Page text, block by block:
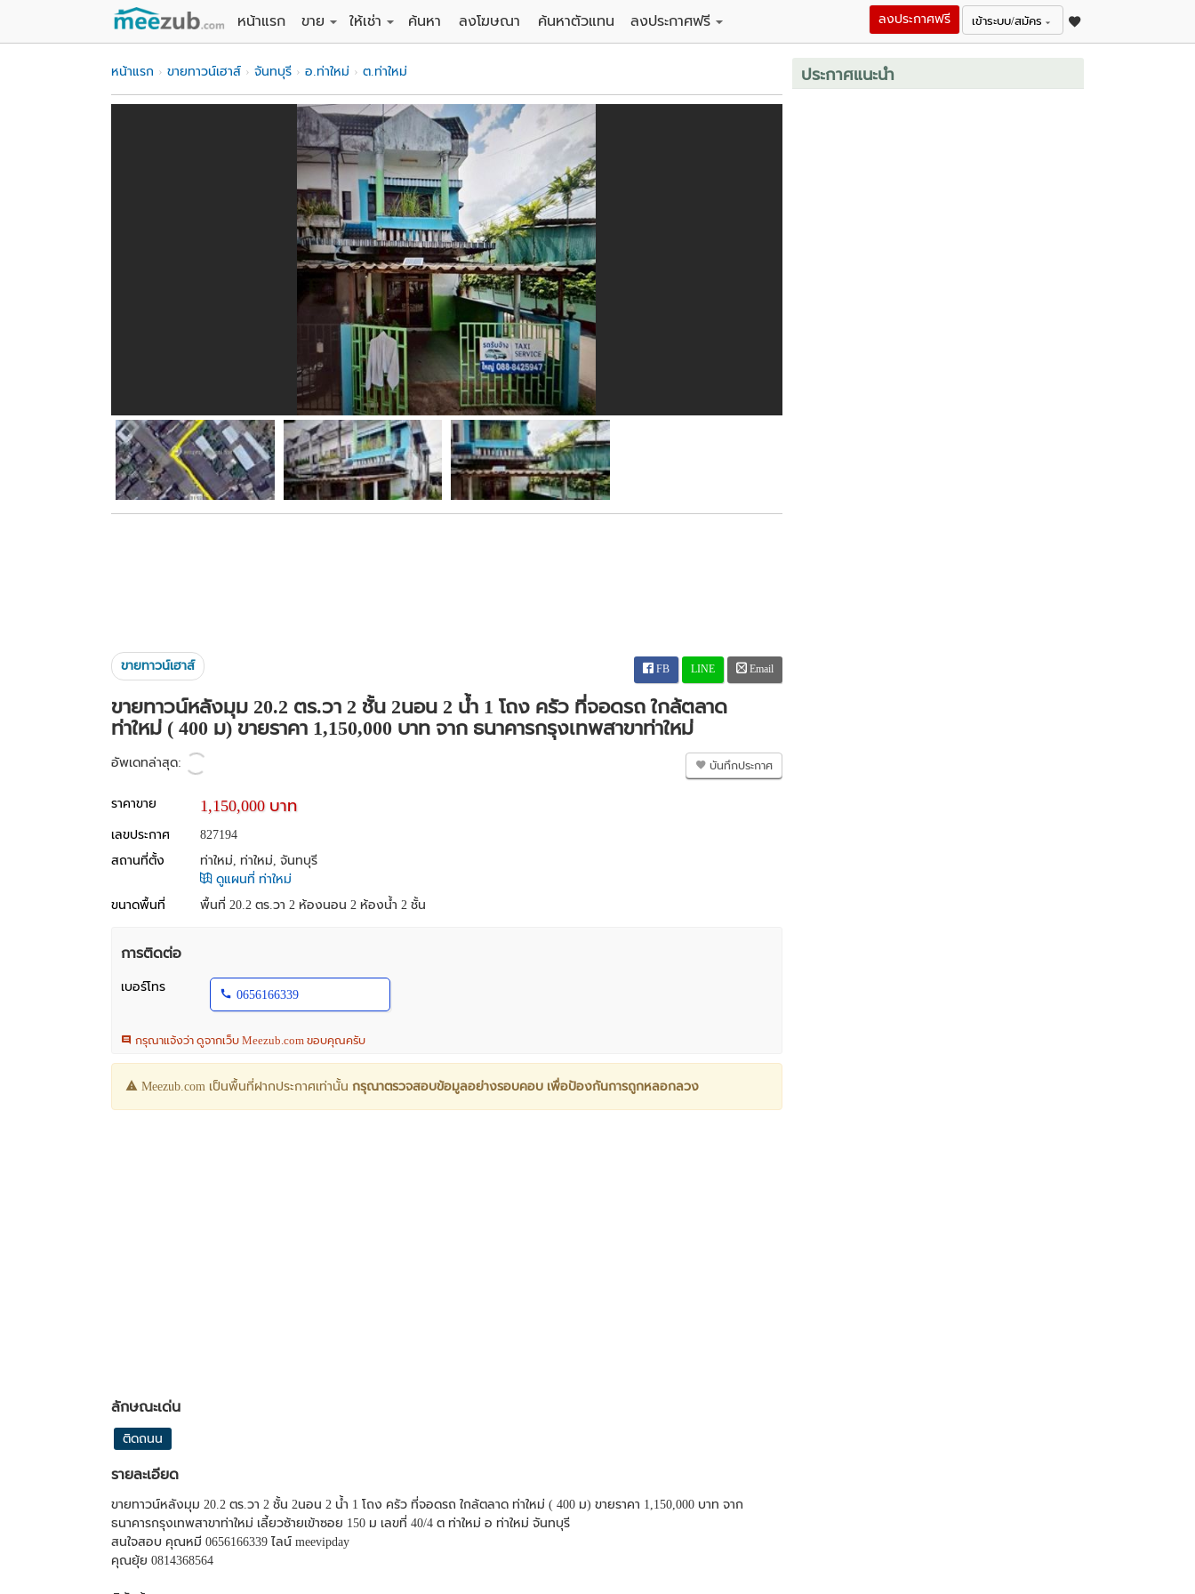
หน้าแรก
ขาย
ขายบ้าน
ขายคอนโด
ขายทาวน์เฮาส์
ขายอพาร์ทเม้นท์ / โรงแรม
ขายอาคารพาณิชย์ / สำนักงาน
ขายโรงงาน / โกดัง
ให้เช่า
ให้เช่าบ้าน
ให้เช่าคอนโด
ให้เช่าทาวน์เฮาส์
ให้เช่าอพาร์ทเม้นท์ / โรงแรม
ให้เช่าอาคารพาณิชย์ / สำนักงาน
ให้เช่าโรงงาน / โกดัง
ค้นหา ลงโฆษณา ค้นหาตัวแทน
ลงประกาศฟรี
เข้าระบบ/สมัคร
ลงประกาศฟรี
หน้าแรก ขายทาวน์เฮาส์ จันทบุรี อ.ท่าใหม่ ต.ท่าใหม่
ขายทาวน์เฮาส์ FB LINE Email
ขายทาวน์หลังมุม 20.2 ตร.วา 2 ชั้น 2นอน 2 น้ำ 1 โถง ครัว ที่จอดรถ ใกล้ตลาด
ท่าใหม่ ( 400 ม) ขายราคา 1,150,000 บาท จาก ธนาคารกรุงเทพสาขาท่าใหม่
อัพเดทล่าสุด: บันทึกประกาศ
ราคาขาย 1,150,000 บาท
เลขประกาศ
827194
สถานที่ตั้ง
ท่าใหม่, ท่าใหม่, จันทบุรี
ดูแผนที่ ท่าใหม่
ขนาดพื้นที่
พื้นที่ 20.2 ตร.วา 2 ห้องนอน 2 ห้องน้ำ 2 ชั้น
การติดต่อ
เบอร์โทร
0656166339
กรุณาแจ้งว่า ดูจากเว็บ Meezub.com ขอบคุณครับ
Meezub.com เป็นพื้นที่ฝากประกาศเท่านั้น กรุณาตรวจสอบข้อมูลอย่างรอบคอบ เพื่อป้องกันการถูกหลอกลวง
ลักษณะเด่น
ติดถนน
รายละเอียด
ขายทาวน์หลังมุม 20.2 ตร.วา 2 ชั้น 2นอน 2 น้ำ 1 โถง ครัว ที่จอดรถ ใกล้ตลาด ท่าใหม่ ( 400 ม) ขายราคา 1,150,000 บาท จาก
ธนาคารกรุงเทพสาขาท่าใหม่ เลี้ยวซ้ายเข้าซอย 150 ม เลขที่ 40/4 ต ท่าใหม่ อ ท่าใหม่ จันทบุรี
สนใจสอบ คุณหมี 0656166339 ไลน์ meevipday
คุณยุ้ย 0814368564
ประกาศแนะนำ